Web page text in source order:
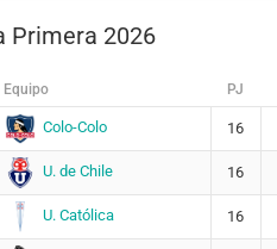
Primera 2026
Equipo PJ
Colo-Colo 16
U. de Chile 16
U. Católica 16